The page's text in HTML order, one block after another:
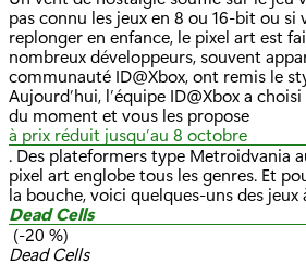
:
pas connu les jeux en 8 ou 16-bit ou si
replonger en enfance, le pixel art est
nombreux développeurs, souvent
communauté ID@Xbox, ont remis le
Aujourd’hui, l’équipe ID@Xbox a
du moment et vous les propose
à prix réduit jusqu’au 8 octobre
. Des plateformers type Metroidvania
pixel art englobe tous les genres. Et
la bouche, voici quelques-uns des jeux
Dead Cells
(-20 %)
Dead Cells